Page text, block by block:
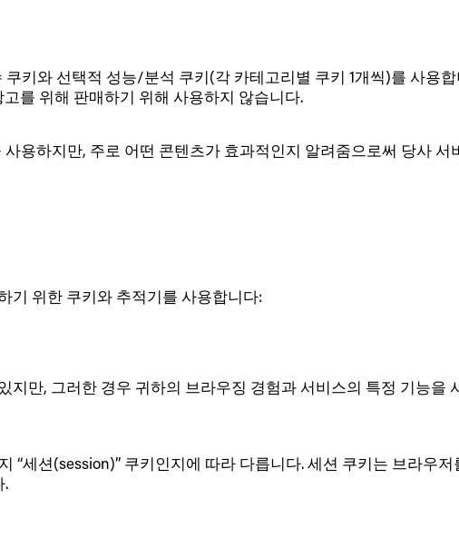
키와 선택적 성능/분석 쿠키(각 카테고리별 쿠키 1개씩)를 사용
를 위해 판매하기 위해 사용하지 않습니다.
용하지만, 주로 어떤 콘텐츠가 효과적인지 알려줌으로써 당사
기 위한 쿠키와 추적기를 사용합니다:
만, 그러한 경우 귀하의 브라우징 경험과 서비스의 특정 기능을
“세션(session)” 쿠키인지에 따라 다릅니다. 세션 쿠키는 브라우
.